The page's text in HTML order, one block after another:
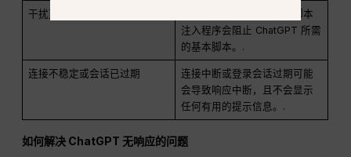
干扰页面的扩展程序
广告拦截器、隐私工具或脚本
注入程序会阻止 ChatGPT 所需
的基本脚本。.
连接不稳定或会话已过期
连接中断或登录会话过期可能
会导致响应中断，且不会显示
任何有用的提示信息。.
如何解决 ChatGPT 无响应的问题